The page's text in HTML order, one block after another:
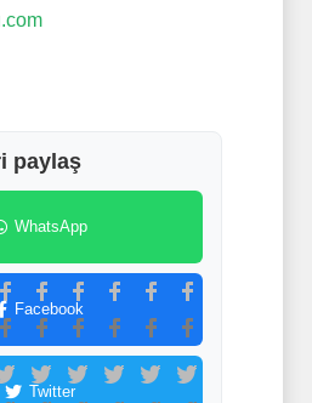
paylaş
WhatsApp
Facebook
Twitter